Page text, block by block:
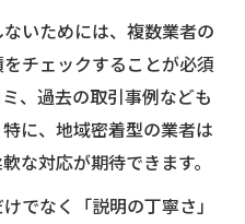
いためには、複数業者の
チェックすることが必須
、過去の取引事例なども
に、地域密着型の業者は
な対応が期待できます。
でなく「説明の丁寧さ」